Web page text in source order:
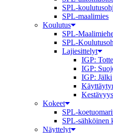
SPL-
SPL-maalimies
Koulutus
SPL-
SPL-
Lajiesittelyt
IGP:
IGP:
IGP: Jälki
Kokeet
SPL-
SPL-sähköinen
Näyttelyt